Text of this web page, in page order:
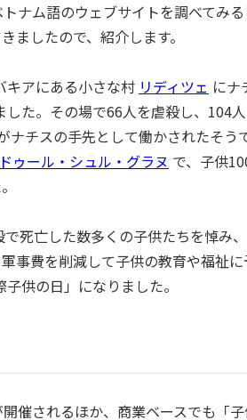
ナム語のウェブサイトを調べてみ
ましたので、紹介します。
キアにある小さな村 リディツェ にナ
た。その場で66人を虐殺し、104
ナチスの手先として働かされたそう
ゥール・シュル・グラヌ で、子供
死亡した数多くの子供たちを悼み
事費を削減して子供の教育や福祉
供の日」になりました。
催されるほか、商業ベースでも「